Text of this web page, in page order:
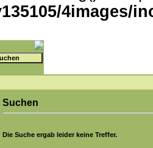
4images/
Suchen
Die Suche ergab leider keine Treffer.